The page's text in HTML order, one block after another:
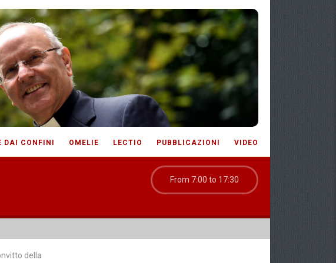
CONFINI OMELIE LECTIO PUBBLICAZIONI VIDEO
From 7:00 to 17:30
della